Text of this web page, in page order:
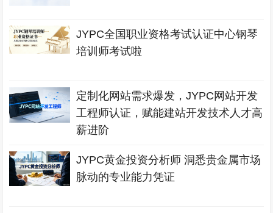
JYPC全国职业资格考试认证中心钢琴
培训师考试啦
定制化网站需求爆发，JYPC网站开发
工程师认证，赋能建站开发技术人才高
薪进阶
JYPC黄金投资分析师 洞悉贵金属市场
脉动的专业能力凭证